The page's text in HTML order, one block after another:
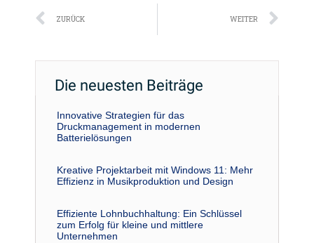
Zurück
ZURÜCK WEITER
Die neuesten Beiträge
Innovative Strategien für das
Druckmanagement in modernen
Batterielösungen
Kreative Projektarbeit mit Windows 11: Mehr
Effizienz in Musikproduktion und Design
Effiziente Lohnbuchhaltung: Ein Schlüssel
zum Erfolg für kleine und mittlere
Unternehmen